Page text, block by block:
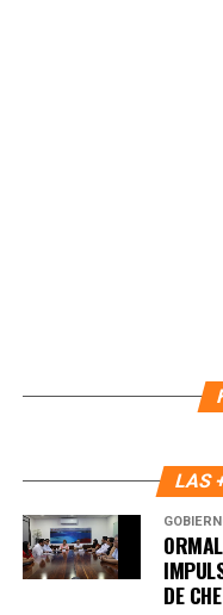
Únete al
en tu
Unirme
LAS
DE